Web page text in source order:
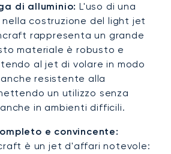
di alluminio: L'uso di una
nella costruzione del light jet
rappresenta un grande
materiale è robusto e
al jet di volare in modo
resistente alla
un utilizzo senza
in ambienti difficili.
e convincente:
è un jet d'affari notevole: